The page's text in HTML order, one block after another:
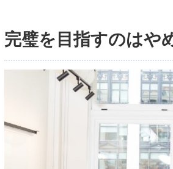
完璧を目指すのはや